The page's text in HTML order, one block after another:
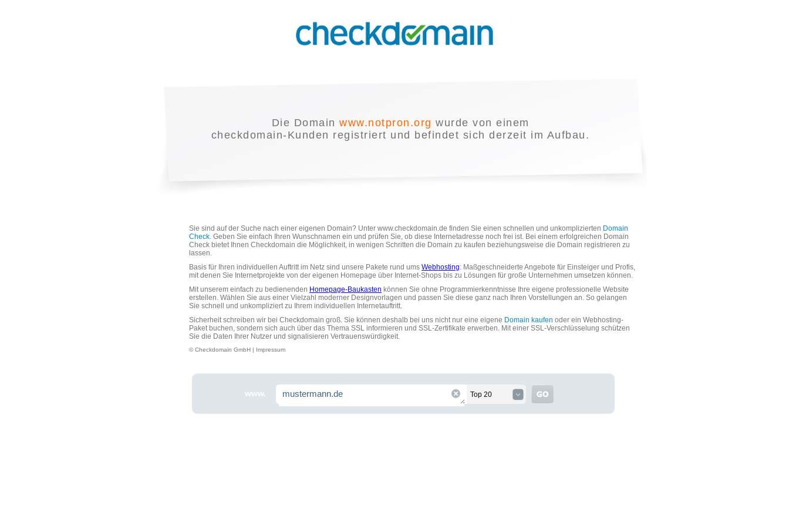
Die Domain www.notpron.org wurde von einem
checkdomain-Kunden registriert und befindet sich derzeit im Aufbau.
Sie sind auf der Suche nach einer eigenen Domain? Unter www.checkdomain.de finden Sie einen schnellen und unkomplizierten Domain
Check. Geben Sie einfach Ihren Wunschnamen ein und prüfen Sie, ob diese Internetadresse noch frei ist. Bei einem erfolgreichen Domain
Check bietet Ihnen Checkdomain die Möglichkeit, in wenigen Schritten die Domain zu kaufen beziehungsweise die Domain registrieren zu
lassen.
Basis für Ihren individuellen Auftritt im Netz sind unsere Pakete rund ums Webhosting: Maßgeschneiderte Angebote für Einsteiger und Profis,
mit denen Sie Internetprojekte von der eigenen Homepage über Internet-Shops bis zu Lösungen für große Unternehmen umsetzen können.
Mit unserem einfach zu bedienenden Homepage-Baukasten können Sie ohne Programmierkenntnisse Ihre eigene professionelle Website
erstellen. Wählen Sie aus einer Vielzahl moderner Designvorlagen und passen Sie diese ganz nach Ihren Vorstellungen an. So gelangen
Sie schnell und unkompliziert zu Ihrem individuellen Internetauftritt.
Sicherheit schreiben wir bei Checkdomain groß. Sie können deshalb bei uns nicht nur eine eigene Domain kaufen oder ein Webhosting-
Paket buchen, sondern sich auch über das Thema SSL informieren und SSL-Zertifikate erwerben. Mit einer SSL-Verschlüsselung schützen
Sie die Daten Ihrer Nutzer und signalisieren Vertrauenswürdigkeit.
© Checkdomain GmbH | Impressum
www. Top 20